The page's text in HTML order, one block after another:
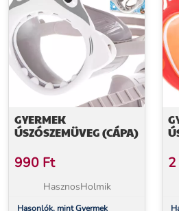
GYERMEK
ÚSZÓSZEMÜVEG (CÁPA)
990 Ft
HasznosHolmik
Hasonlók, mint Gyermek